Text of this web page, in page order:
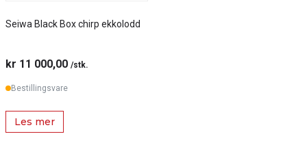
Seiwa Black Box chirp ekkolodd
kr 11 000,00 /stk.
Bestillingsvare
Les mer